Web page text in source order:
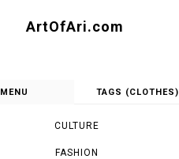
ArtOfAri.com
MENU TAGS (CLOTHES)
CULTURE
FASHION